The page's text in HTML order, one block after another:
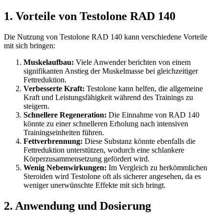
1. Vorteile von Testolone RAD 140
Die Nutzung von Testolone RAD 140 kann verschiedene Vorteile
mit sich bringen:
Muskelaufbau: Viele Anwender berichten von einem
signifikanten Anstieg der Muskelmasse bei gleichzeitiger
Fettreduktion.
Verbesserte Kraft: Testolone kann helfen, die allgemeine
Kraft und Leistungsfähigkeit während des Trainings zu
steigern.
Schnellere Regeneration: Die Einnahme von RAD 140
könnte zu einer schnelleren Erholung nach intensiven
Trainingseinheiten führen.
Fettverbrennung: Diese Substanz könnte ebenfalls die
Fettreduktion unterstützen, wodurch eine schlankere
Körperzusammensetzung gefördert wird.
Wenig Nebenwirkungen: Im Vergleich zu herkömmlichen
Steroiden wird Testolone oft als sicherer angesehen, da es
weniger unerwünschte Effekte mit sich bringt.
2. Anwendung und Dosierung